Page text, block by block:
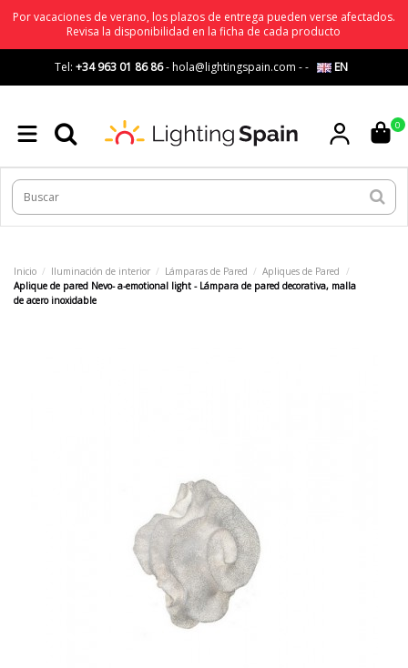
Por vacaciones de verano, los plazos de entrega pueden verse afectados.
Revisa la disponibilidad en la ficha de cada producto
Tel: +34 963 01 86 86-hola@lightingspain.com -- EN
0
Inicio Iluminación de interior Lámparas de Pared
Apliques de Pared
Aplique de pared Nevo- a-emotional light - Lámpara de pared decorativa, malla
de acero inoxidable